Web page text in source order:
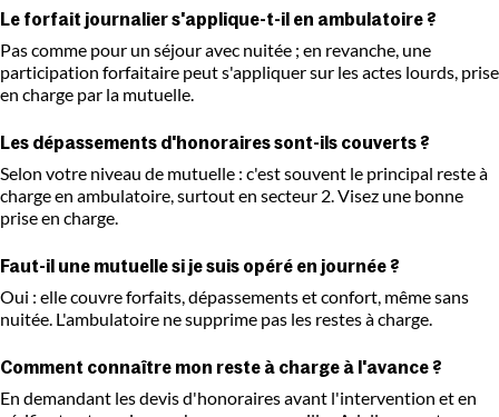
Le forfait journalier s'applique-t-il en ambulatoire ?
Pas comme pour un séjour avec nuitée ; en revanche, une
participation forfaitaire peut s'appliquer sur les actes lourds, prise
en charge par la mutuelle.
Les dépassements d'honoraires sont-ils couverts ?
Selon votre niveau de mutuelle : c'est souvent le principal reste à
charge en ambulatoire, surtout en secteur 2. Visez une bonne
prise en charge.
Faut-il une mutuelle si je suis opéré en journée ?
Oui : elle couvre forfaits, dépassements et confort, même sans
nuitée. L'ambulatoire ne supprime pas les restes à charge.
Comment connaître mon reste à charge à l'avance ?
En demandant les devis d'honoraires avant l'intervention et en